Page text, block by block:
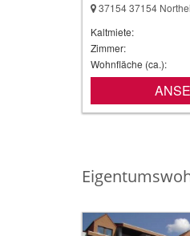
37154 37154
Kaltmiete:
Zimmer:
Wohnfläche (ca.):